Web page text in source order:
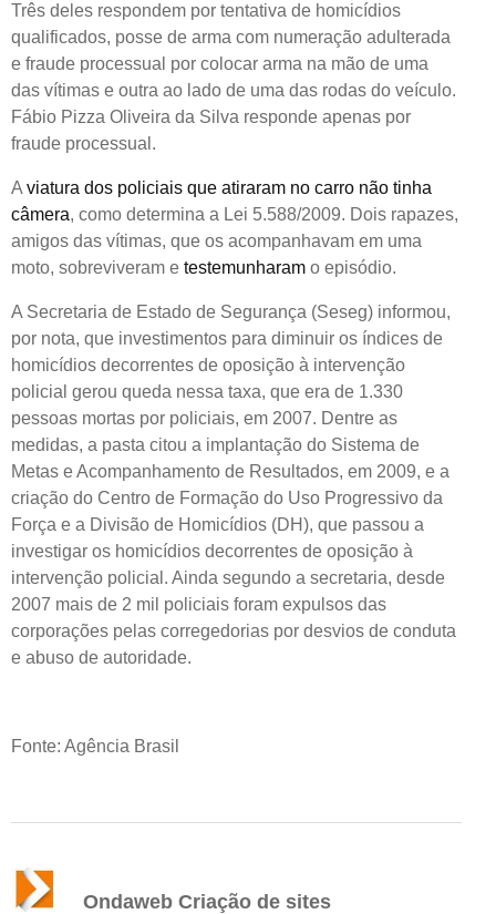
Três deles respondem por tentativa de homicídios
qualificados, posse de arma com numeração adulterada
e fraude processual por colocar arma na mão de uma
das vítimas e outra ao lado de uma das rodas do veículo.
Fábio Pizza Oliveira da Silva responde apenas por
fraude processual.
A viatura dos policiais que atiraram no carro não tinha
câmera, como determina a Lei 5.588/2009. Dois rapazes,
amigos das vítimas, que os acompanhavam em uma
moto, sobreviveram e testemunharam o episódio.
A Secretaria de Estado de Segurança (Seseg) informou,
por nota, que investimentos para diminuir os índices de
homicídios decorrentes de oposição à intervenção
policial gerou queda nessa taxa, que era de 1.330
pessoas mortas por policiais, em 2007. Dentre as
medidas, a pasta citou a implantação do Sistema de
Metas e Acompanhamento de Resultados, em 2009, e a
criação do Centro de Formação do Uso Progressivo da
Força e a Divisão de Homicídios (DH), que passou a
investigar os homicídios decorrentes de oposição à
intervenção policial. Ainda segundo a secretaria, desde
2007 mais de 2 mil policiais foram expulsos das
corporações pelas corregedorias por desvios de conduta
e abuso de autoridade.
Fonte: Agência Brasil
Ondaweb Criação de sites